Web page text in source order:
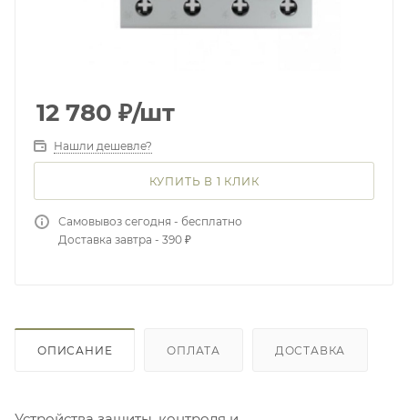
12 780 ₽/шт
Нашли дешевле?
КУПИТЬ В 1 КЛИК
Самовывоз сегодня - бесплатно
Доставка завтра - 390 ₽
ОПИСАНИЕ ОПЛАТА ДОСТАВКА